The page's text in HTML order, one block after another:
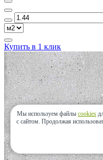
Купить в 1 клик
Мы используем файлы cookies
с сайтом. Продолжая